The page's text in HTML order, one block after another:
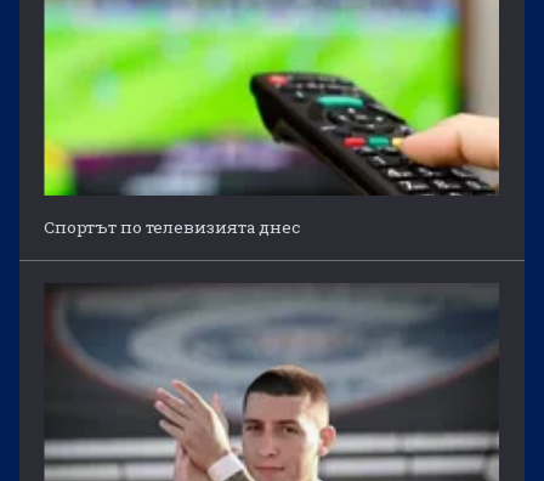
Спортът по телевизията днес